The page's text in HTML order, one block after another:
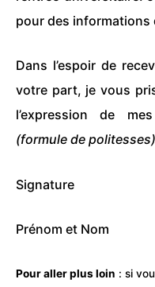
pour des informations
Dans l’espoir de
votre part, je vous
l’expression de
(formule de politesses)
Signature
Prénom et Nom
Pour aller plus loin : si